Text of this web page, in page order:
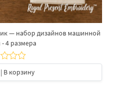
— набор дизайнов машинной
4 размера
| В корзину